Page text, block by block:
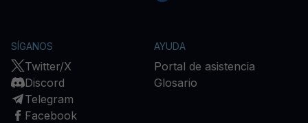
SÍGANOS
Twitter/X
Discord
Telegram
Facebook
AYUDA
Portal de asistencia
Glosario